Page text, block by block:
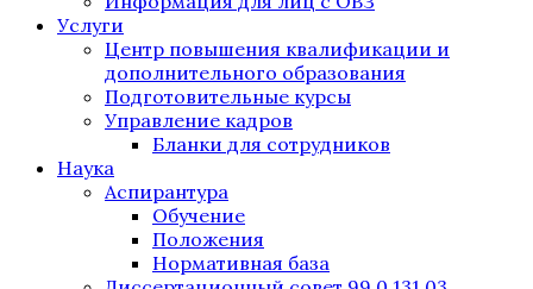
Услуги
Центр повышения квалификации и
дополнительного образования
Подготовительные курсы
Управление кадров
Бланки для сотрудников
Наука
Аспирантура
Обучение
Положения
Нормативная база